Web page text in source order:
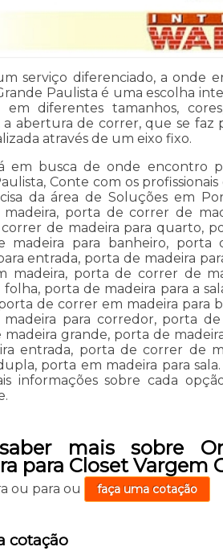
serviço diferenciado, a onde
Paulista é uma escolha
em diferentes tamanhos,
a abertura de correr, que se faz
através de um eixo fixo.
em busca de onde encontro
Conte com os
da área de Soluções em
porta de correr de
de madeira para quarto,
madeira para banheiro, porta
entrada, porta de madeira
madeira, porta de correr de
folha, porta de madeira para a
de correr em madeira para
para corredor, porta
grande, porta de
entrada, porta de correr de
porta em madeira para
informações sobre cada
mais sobre
para Closet Vargem
ou para ou faça uma cotação
cotação